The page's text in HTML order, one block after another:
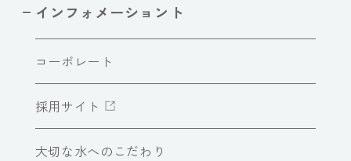
インフォメーショント
コーポレート
採用サイト
大切な水へのこだわり